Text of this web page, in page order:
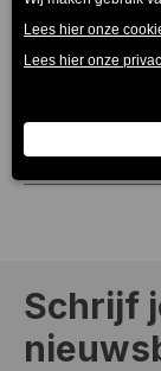
Beschrijving
Sicilië heeft
Italië en van
rest van
Schrijf